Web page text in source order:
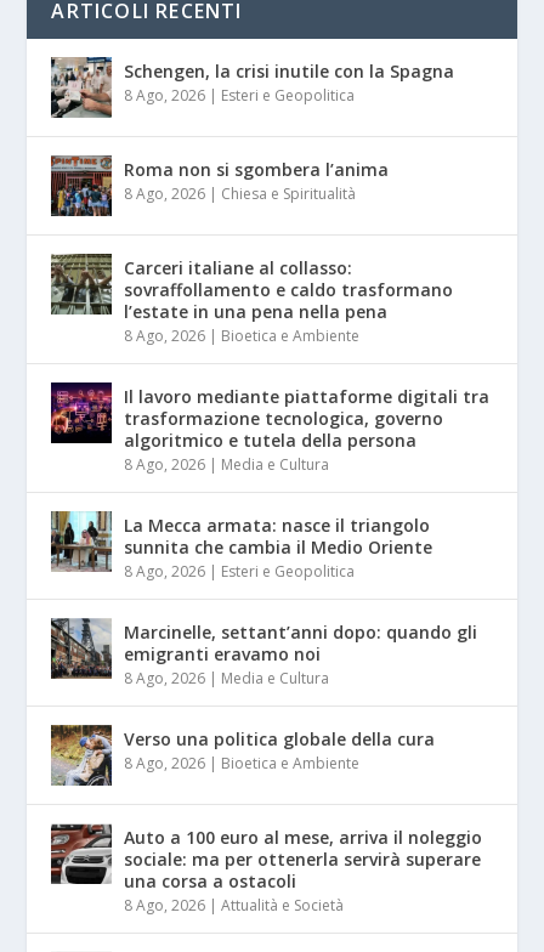
ARTICOLI RECENTI
Schengen, la crisi inutile con la Spagna
8 Ago, 2026 | Esteri e Geopolitica
Roma non si sgombera l’anima
8 Ago, 2026 | Chiesa e Spiritualità
Carceri italiane al collasso:
sovraffollamento e caldo trasformano
l’estate in una pena nella pena
8 Ago, 2026 | Bioetica e Ambiente
Il lavoro mediante piattaforme digitali tra
trasformazione tecnologica, governo
algoritmico e tutela della persona
8 Ago, 2026 | Media e Cultura
La Mecca armata: nasce il triangolo
sunnita che cambia il Medio Oriente
8 Ago, 2026 | Esteri e Geopolitica
Marcinelle, settant’anni dopo: quando gli
emigranti eravamo noi
8 Ago, 2026 | Media e Cultura
Verso una politica globale della cura
8 Ago, 2026 | Bioetica e Ambiente
Auto a 100 euro al mese, arriva il noleggio
sociale: ma per ottenerla servirà superare
una corsa a ostacoli
8 Ago, 2026 |Attualità e Società